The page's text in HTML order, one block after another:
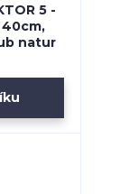
5 -
natur